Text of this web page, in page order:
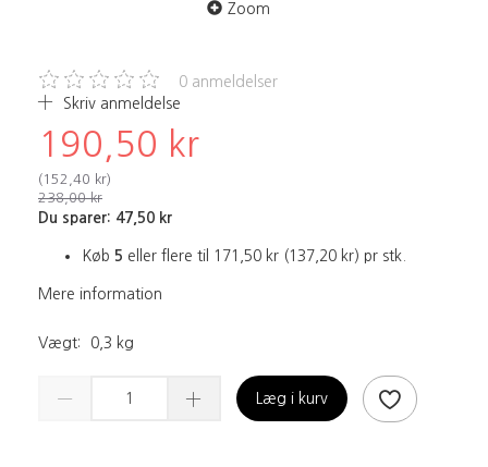
Zoom
0 anmeldelser
Skriv anmeldelse
190,50 kr
( 152,40 kr)
238,00 kr
Du sparer: 47,50 kr
Køb 5 eller flere til 171,50 kr ( 137,20 kr) pr stk.
Mere information
Vægt: 0,3 kg
Læg i kurv